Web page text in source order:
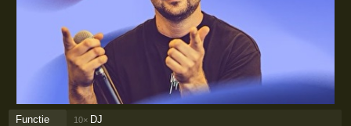
Functie 10× DJ